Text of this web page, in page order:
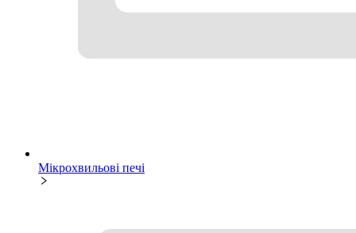
Мікрохвильові печі